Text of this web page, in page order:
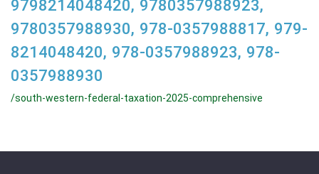
9798214048420, 9780357988923,
9780357988930, 978-0357988817, 979-
8214048420, 978-0357988923, 978-
0357988930
/south-western-federal-taxation-2025-comprehensive